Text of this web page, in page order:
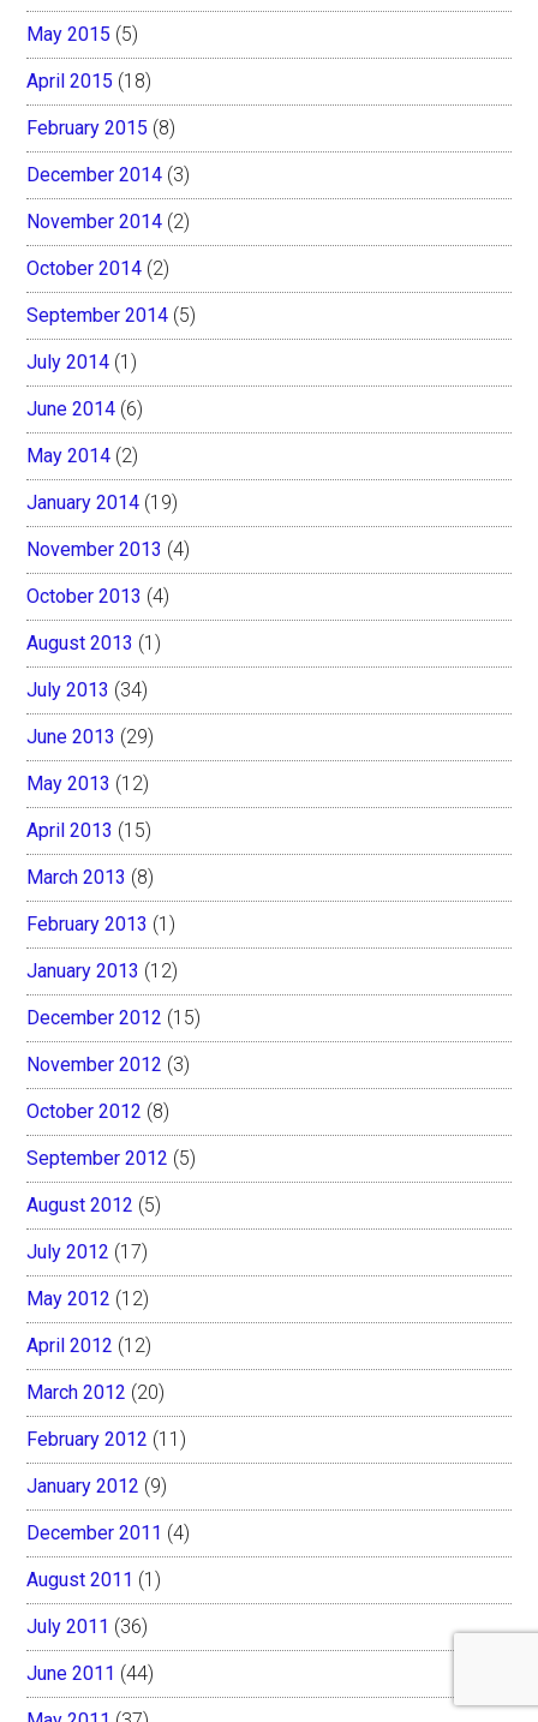
May 2015 (5)
April 2015 (18)
February 2015 (8)
December 2014 (3)
November 2014 (2)
October 2014 (2)
September 2014 (5)
July 2014 (1)
June 2014 (6)
May 2014 (2)
January 2014 (19)
November 2013 (4)
October 2013 (4)
August 2013 (1)
July 2013 (34)
June 2013 (29)
May 2013 (12)
April 2013 (15)
March 2013 (8)
February 2013 (1)
January 2013 (12)
December 2012 (15)
November 2012 (3)
October 2012 (8)
September 2012 (5)
August 2012 (5)
July 2012 (17)
May 2012 (12)
April 2012 (12)
March 2012 (20)
February 2012 (11)
January 2012 (9)
December 2011 (4)
August 2011 (1)
July 2011 (36)
June 2011 (44)